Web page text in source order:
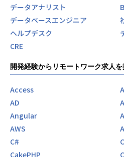
データアナリスト
データベースエンジニア
ヘルプデスク
CRE
開発経験からリモートワーク求人
Access
AD
Angular
AWS
C#
CakePHP